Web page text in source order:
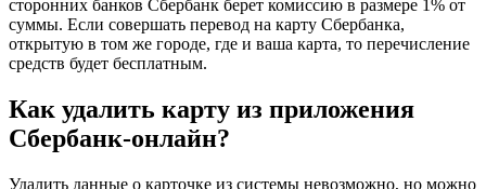
сторонних банков Сбербанк берет комиссию в размере 1% от
суммы. Если совершать перевод на карту Сбербанка,
открытую в том же городе, где и ваша карта, то перечисление
средств будет бесплатным.
Как удалить карту из приложения
Сбербанк-онлайн?
Удалить данные о карточке из системы невозможно, но можно